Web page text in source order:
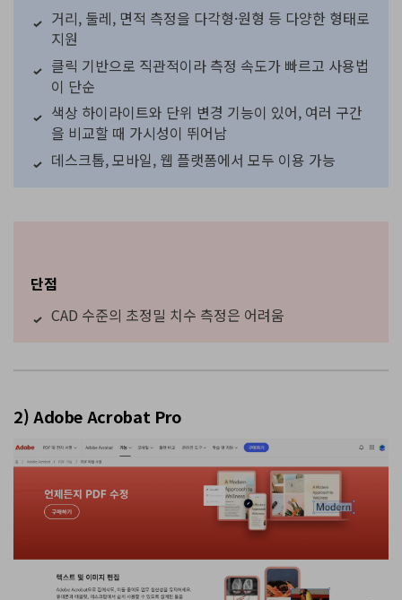
거리, 둘레, 면적 측정을 다각형·원형 등 다양한 형태로
지원
클릭 기반으로 직관적이라 측정 속도가 빠르고 사용법
이 단순
색상 하이라이트와 단위 변경 기능이 있어, 여러 구간
을 비교할 때 가시성이 뛰어남
데스크톱, 모바일, 웹 플랫폼에서 모두 이용 가능
단점
CAD 수준의 초정밀 치수 측정은 어려움
2) Adobe Acrobat Pro